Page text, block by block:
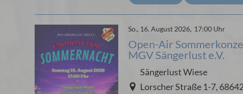
So., 16. August 2026, 17:00 Uhr
Open-Air
MGV Sängerlust e.V.
Sängerlust Wiese
Lorscher Straße 1-7,